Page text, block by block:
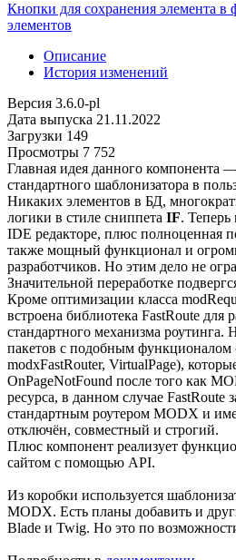
Кнопки для сохранения элемента в
элементов
Описание
История изменений
Версия 3.6.0-pl
Дата выпуска 21.11.2022
Загрузки 149
Просмотры 7 752
Главная идея данного компонента
стандартного шаблонизатора в
Никаких элементов в БД,
логики в стиле сниппета IF. Теперь
IDE редакторе, плюс полноценная
также мощный функционал и
разработчиков. Но этим дело не
Значительной переработке
Кроме оптимизации класса
встроена библиотека FastRoute для
стандартного механизма роутинга.
пакетов с подобным функционалом
modxFastRouter, VirtualPage),
OnPageNotFound после того как
ресурса, в данном случае FastRoute
стандартным роутером MODX и
отключён, совместный и строгий.
Плюс компонент реализует
сайтом с помощью API.
Из коробки используется
MODX. Есть планы добавить и
Blade и Twig. Но это по